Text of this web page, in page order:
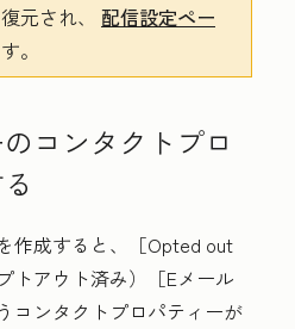
元され、 配信設定ペー
。
コンタクトプロ
作成すると、［Opted out
トアウト済み）［Eメール
コンタクトプロパティーが